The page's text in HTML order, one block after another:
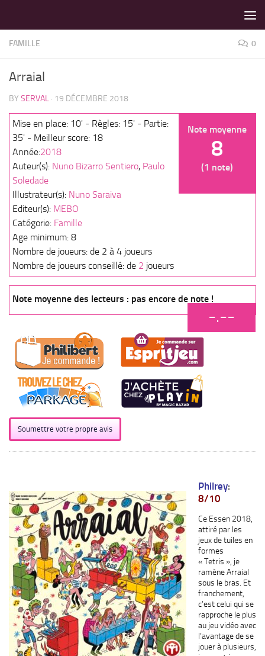
FAMILLE 0
Arraial
BY SERVAL · 19 DÉCEMBRE 2018
Note moyenne
8
(1 note)
Mise en place: 10' - Règles: 15' - Partie:
35' - Meilleur score: 18
Année:2018
Auteur(s): Nuno Bizarro Sentiero, Paulo
Soledade
Illustrateur(s): Nuno Saraiva
Editeur(s): MEBO
Catégorie: Famille
Age minimum: 8
Nombre de joueurs: de 2 à 4 joueurs
Nombre de joueurs conseillé: de 2 joueurs
Note moyenne des lecteurs : pas encore de note !
-.--
Soumettre votre propre avis
Philrey:
8/10
Ce Essen 2018,
attiré par les
jeux de tuiles en
formes
« Tetris », je
ramène Arraial
sous le bras. Et
franchement,
c’est celui qui se
rapproche le plus
au jeu vidéo avec
l’avantage de se
jouer à plusieurs,